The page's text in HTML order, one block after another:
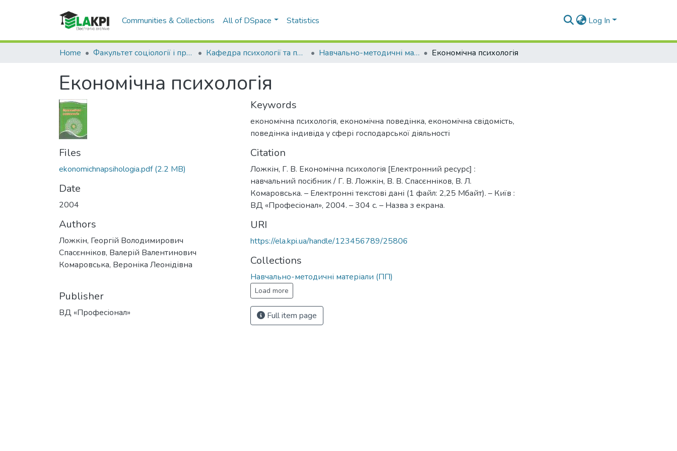
Communities & Collections All of DSpace Statistics Log In
Home Факультет соціології і права (ФСП) Кафедра психології та педагогіки (ПП) Навчально-методичні матеріали (ПП) Економічна психологія
Економічна психологія
Files
ekonomichnapsihologia.pdf(2.2 MB)
Date
2004
Authors
Ложкін, Георгій Володимирович
Спасєнніков, Валерій Валентинович
Комаровська, Вероніка Леонідівна
Publisher
ВД «Професіонал»
Keywords
економічна психологія, економічна поведінка, економічна свідомість,
поведінка індивіда у сфері господарської діяльності
Citation
Ложкін, Г. В. Економічна психологія [Електронний ресурс] :
навчальний посібник / Г. В. Ложкін, В. В. Спасєнніков, В. Л.
Комаровська. – Електронні текстові дані (1 файл: 2,25 Мбайт). – Київ :
ВД «Професіонал», 2004. – 304 с. – Назва з екрана.
URI
https://ela.kpi.ua/handle/123456789/25806
Collections
Навчально-методичні матеріали (ПП)
Load more
Full item page